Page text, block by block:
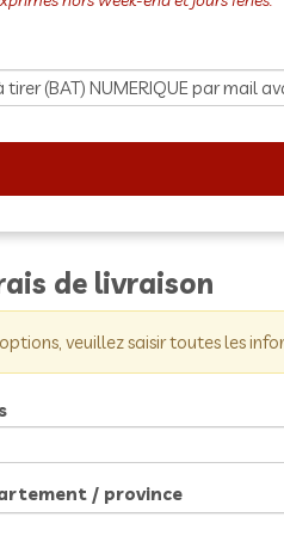
de livraison
veuillez saisir toutes les
/ province